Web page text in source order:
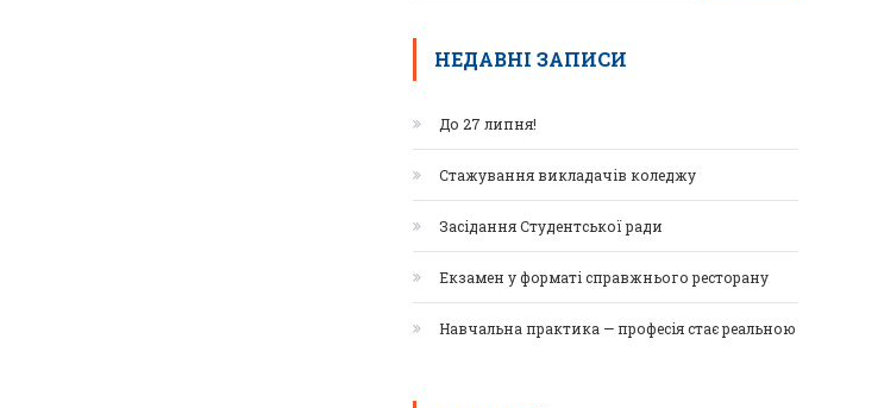
НЕДАВНІ ЗАПИСИ
До 27 липня!
Стажування викладачів коледжу
Засідання Студентської ради
Екзамен у форматі справжнього ресторану
Навчальна практика — професія стає реальною